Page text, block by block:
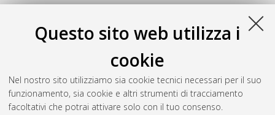
Questo sito web utilizza i
cookie
Nel nostro sito utilizziamo sia cookie tecnici necessari per il suo
funzionamento, sia cookie e altri strumenti di tracciamento
facoltativi che potrai attivare solo con il tuo consenso.